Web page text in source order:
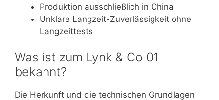
Produktion ausschließlich in China
Unklare Langzeit-Zuverlässigkeit ohne
Langzeittests
Was ist zum Lynk & Co 01
bekannt?
Die Herkunft und die technischen Grundlagen